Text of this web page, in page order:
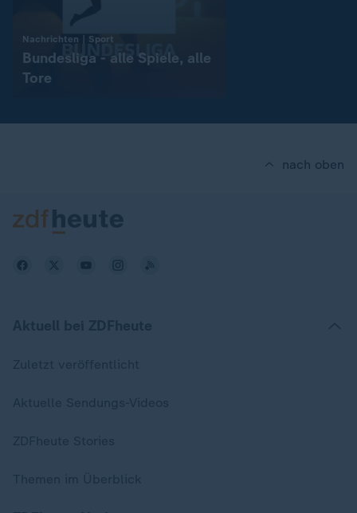
Nachrichten | Sport
Bundesliga - alle Spiele, alle
Tore
nach oben